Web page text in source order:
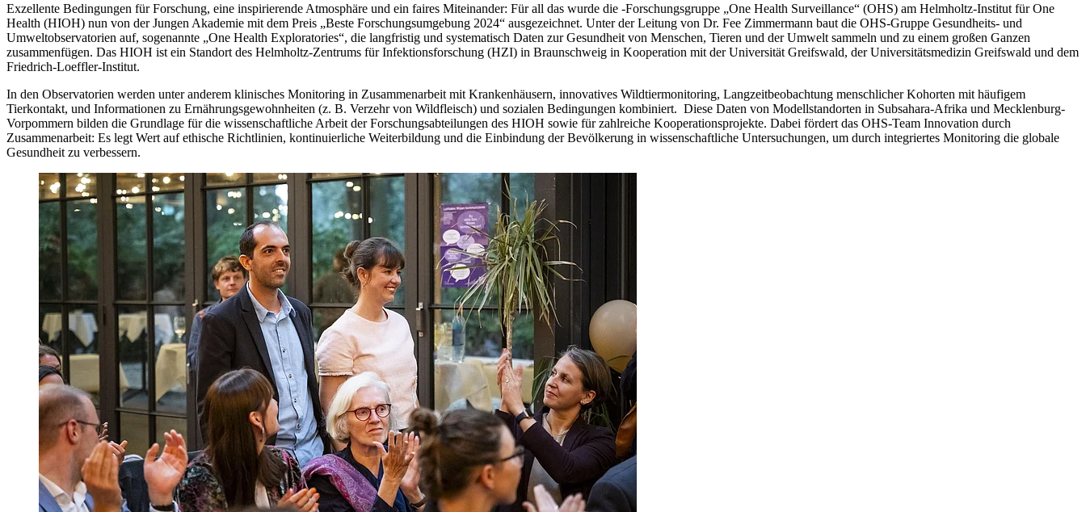
Exzellente Bedingungen für Forschung, eine inspirierende Atmosphäre und ein faires Miteinander: Für all das wurde die -Forschungsgruppe „One Health Surveillance“ (OHS) am Helmholtz-Institut für One
Health (HIOH) nun von der Jungen Akademie mit dem Preis „Beste Forschungsumgebung 2024“ ausgezeichnet. Unter der Leitung von Dr. Fee Zimmermann baut die OHS-Gruppe Gesundheits- und
Umweltobservatorien auf, sogenannte „One Health Exploratories“, die langfristig und systematisch Daten zur Gesundheit von Menschen, Tieren und der Umwelt sammeln und zu einem großen Ganzen
zusammenfügen. Das HIOH ist ein Standort des Helmholtz-Zentrums für Infektionsforschung (HZI) in Braunschweig in Kooperation mit der Universität Greifswald, der Universitätsmedizin Greifswald und dem
Friedrich-Loeffler-Institut.
In den Observatorien werden unter anderem klinisches Monitoring in Zusammenarbeit mit Krankenhäusern, innovatives Wildtiermonitoring, Langzeitbeobachtung menschlicher Kohorten mit häufigem
Tierkontakt, und Informationen zu Ernährungsgewohnheiten (z. B. Verzehr von Wildfleisch) und sozialen Bedingungen kombiniert. Diese Daten von Modellstandorten in Subsahara-Afrika und Mecklenburg-
Vorpommern bilden die Grundlage für die wissenschaftliche Arbeit der Forschungsabteilungen des HIOH sowie für zahlreiche Kooperationsprojekte. Dabei fördert das OHS-Team Innovation durch
Zusammenarbeit: Es legt Wert auf ethische Richtlinien, kontinuierliche Weiterbildung und die Einbindung der Bevölkerung in wissenschaftliche Untersuchungen, um durch integriertes Monitoring die globale
Gesundheit zu verbessern.